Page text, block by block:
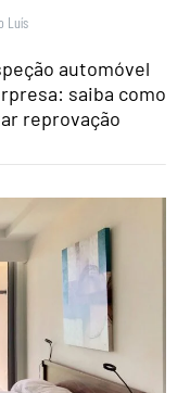
Luís
automóvel
saiba como
reprovação